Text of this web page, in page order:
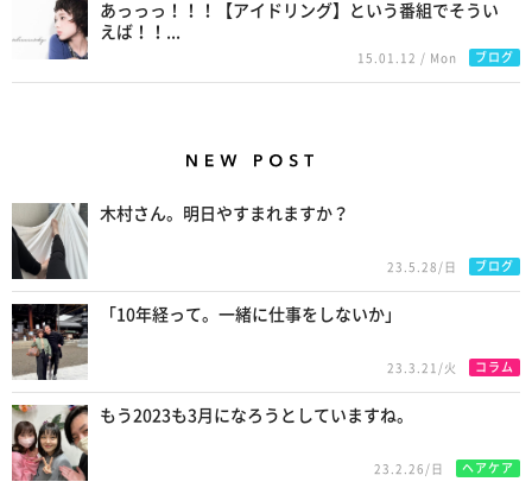
あっっっ！！！【アイドリング】という番組でそうい
えば！！...
15.01.12 / Mon ブログ
木村さん。明日やすまれますか？
23.5.28/日 ブログ
「10年経って。一緒に仕事をしないか」
23.3.21/火 コラム
もう2023も3月になろうとしていますね。
23.2.26/日 ヘアケア